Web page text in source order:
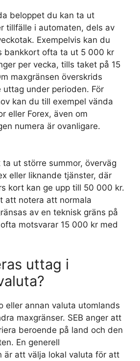
beloppet du kan ta ut
tillfälle i automaten, dels av
Exempelvis kan du
bankkort ofta ta ut 5 000 kr
per vecka, tills taket på 15
maxgränsen överskrids
uttag under perioden. För
kan du till exempel vända
eller Forex, även om
numera är ovanligare.
ut större summor, överväg
eller liknande tjänster, där
kort kan ge upp till 50 000 kr.
att notera att normala
av en teknisk gräns på
motsvarar 15 000 kr med
uttag i
eller annan valuta utomlands
maxgränser. SEB anger att
beroende på land och den
En generell
är att välja lokal valuta för att